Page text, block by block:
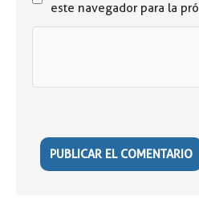
este navegador para la